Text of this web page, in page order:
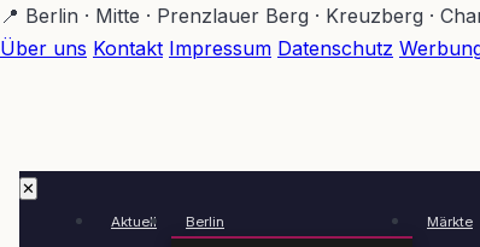
Zum
Hauptinhalt
📍 Berlin · Mitte · Prenzlauer Berg · Kreuzberg ·
Über uns Kontakt Impressum Datenschutz
✕
Aktuell Berlin
Märkte